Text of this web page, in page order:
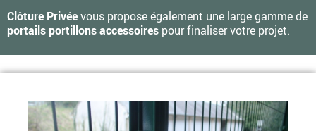
Clôture Privéevous propose également une large gamme de
portails portillons accessoires pour finaliser votre projet.